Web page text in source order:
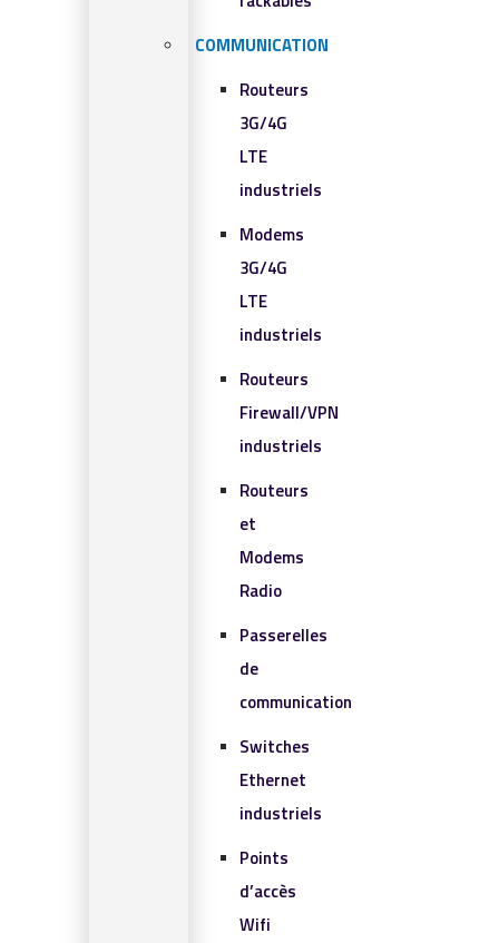
COMMUNICATION
Routeurs
3G/4G
LTE
industriels
Modems
3G/4G
LTE
industriels
Routeurs
Firewall/VPN
industriels
Routeurs
et
Modems
Radio
Passerelles
de
communication
Switches
Ethernet
industriels
Points
d’accès
Wifi